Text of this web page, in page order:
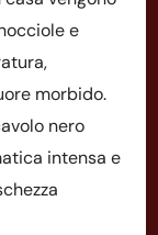
e
morbido.
nero
intensa e